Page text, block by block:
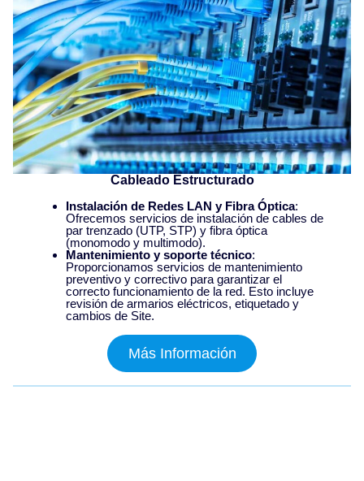
Cableado Estructurado
Instalación de Redes LAN y Fibra Óptica:
Ofrecemos servicios de instalación de cables de
par trenzado (UTP, STP) y fibra óptica
(monomodo y multimodo).
Mantenimiento y soporte técnico:
Proporcionamos servicios de mantenimiento
preventivo y correctivo para garantizar el
correcto funcionamiento de la red. Esto incluye
revisión de armarios eléctricos, etiquetado y
cambios de Site.
Más Información